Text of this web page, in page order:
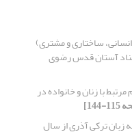
ساختاری و مشتری)
آستان قدس رضوی
با زنان و خانواده در
ترکی آذری از سال